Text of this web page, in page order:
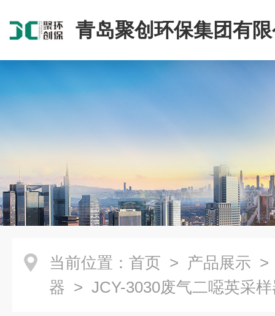
青岛聚创环保集团有
当前位置： 首页 > 产品展示
器 > JCY-3030废气二噁英采